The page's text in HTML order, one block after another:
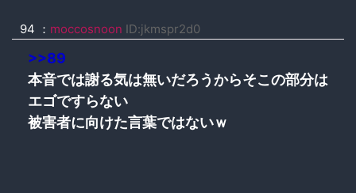
94 ： moccosnoon ID:jkmspr2d0
>>89
本音では謝る気は無いだろうからそこの部分は
エゴですらない
被害者に向けた言葉ではないｗ